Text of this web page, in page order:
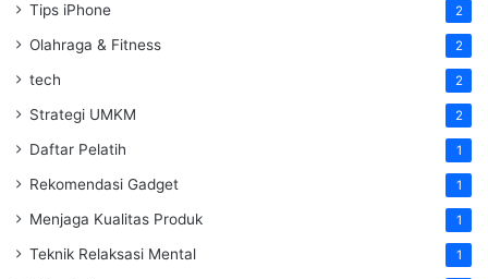
Tips iPhone 2
Olahraga & Fitness 2
tech 2
Strategi UMKM 2
Daftar Pelatih 1
Rekomendasi Gadget 1
Menjaga Kualitas Produk 1
Teknik Relaksasi Mental 1